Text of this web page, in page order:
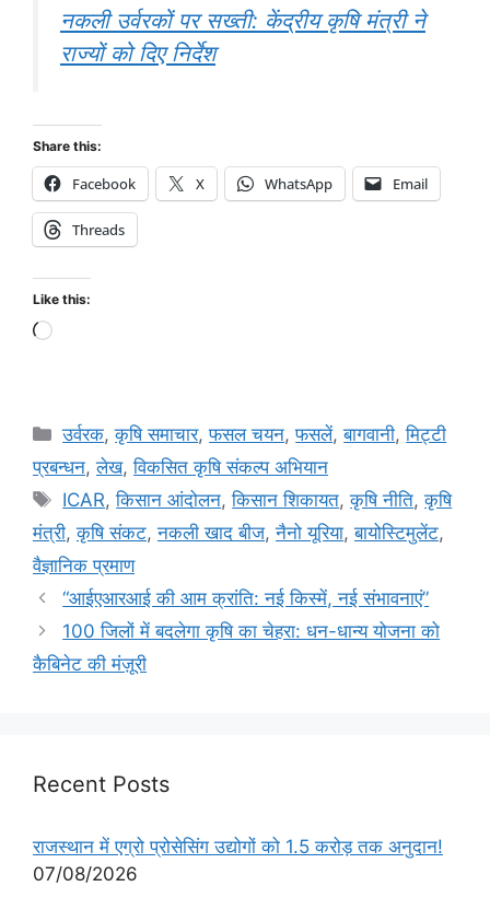
नकली उर्वरकों पर सख्ती: केंद्रीय कृषि मंत्री ने
राज्यों को दिए निर्देश
Share this:
Facebook X WhatsApp Email
Threads
Like this:
उर्वरक,कृषि समाचार,फसल चयन,फसलें,बागवानी,मि‌ट्टी
प्रबन्धन,लेख,विकसित कृषि संकल्प अभियान
ICAR,किसान आंदोलन,किसान शिकायत,कृषि नीति,कृषि
मंत्री,कृषि संकट,नकली खाद बीज,नैनो यूरिया,बायोस्टिमुलेंट,
वैज्ञानिक प्रमाण
“आईएआरआई की आम क्रांति: नई किस्में, नई संभावनाएं”
100 जिलों में बदलेगा कृषि का चेहरा: धन-धान्य योजना को
कैबिनेट की मंज़ूरी
Recent Posts
राजस्थान में एग्रो प्रोसेसिंग उद्योगों को 1.5 करोड़ तक अनुदान!
07/08/2026